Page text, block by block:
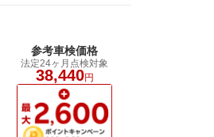
参考車検価格
法定24ヶ月点検対象
38,440円